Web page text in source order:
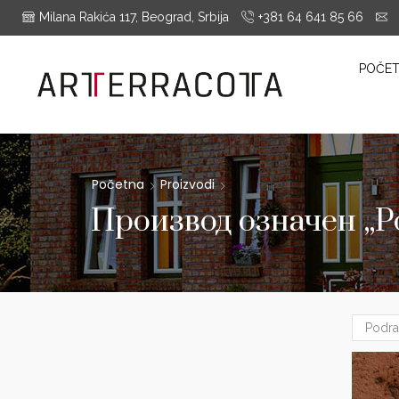
Milana Rakića 117, Beograd, Srbija +381 64 641 85 66
Montrieux, Engels Baksteen, ABC-Klinkergruppe, Cotto D'este...
Početna Proizvodi
Производ oзначен